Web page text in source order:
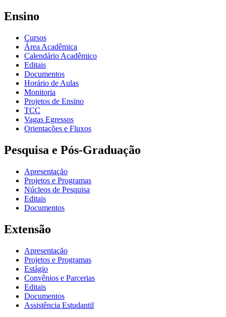
Ensino
Cursos
Área Acadêmica
Calendário Acadêmico
Editais
Documentos
Horário de Aulas
Monitoria
Projetos de Ensino
TCC
Vagas Egressos
Orientações e Fluxos
Pesquisa e Pós-Graduação
Apresentação
Projetos e Programas
Núcleos de Pesquisa
Editais
Documentos
Extensão
Apresentação
Projetos e Programas
Estágio
Convênios e Parcerias
Editais
Documentos
Assistência Estudantil